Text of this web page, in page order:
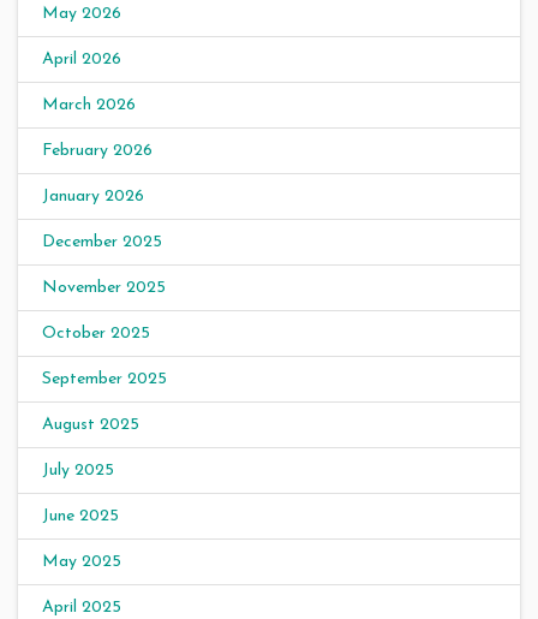
May 2026
April 2026
March 2026
February 2026
January 2026
December 2025
November 2025
October 2025
September 2025
August 2025
July 2025
June 2025
May 2025
April 2025